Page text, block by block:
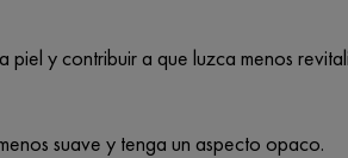
y contribuir a que luzca menos
suave y tenga un aspecto opaco.